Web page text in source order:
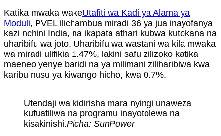
Katika mwaka wakeUtafiti wa Kadi ya Alama ya
Moduli, PVEL ilichambua miradi 36 ya jua inayofanya
kazi nchini India, na ikapata athari kubwa kutokana na
uharibifu wa joto. Uharibifu wa wastani wa kila mwaka
wa miradi ulifikia 1.47%, lakini safu zilizoko katika
maeneo yenye baridi na ya milimani ziliharibiwa kwa
karibu nusu ya kiwango hicho, kwa 0.7%.
Utendaji wa kidirisha mara nyingi unaweza
kufuatiliwa na programu inayotolewa na
kisakinishi.Picha: SunPower